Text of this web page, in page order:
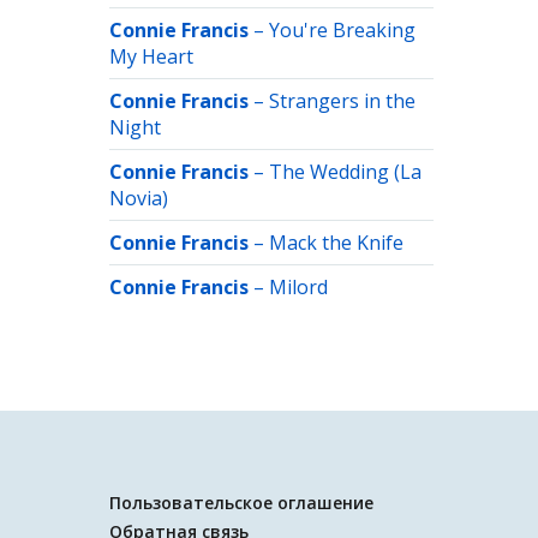
Connie Francis – You're Breaking
My Heart
Connie Francis – Strangers in the
Night
Connie Francis – The Wedding (La
Novia)
Connie Francis – Mack the Knife
Connie Francis – Milord
Пользовательское оглашение
Обратная связь